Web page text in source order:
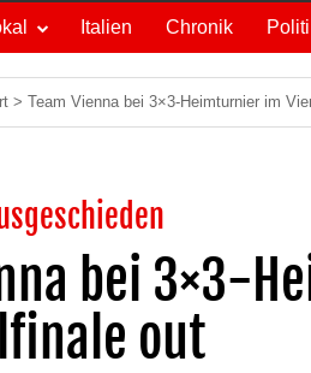
Italien Chronik
> Team Vienna bei 3×3-Heimturnier im
bei 3×3-
out